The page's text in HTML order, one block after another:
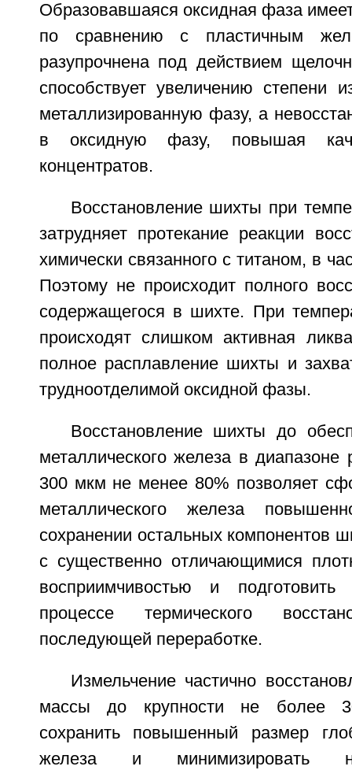
Образовавшаяся оксидная фаза
по сравнению с пластичным
разупрочнена под действием
способствует увеличению степени
металлизированную фазу, а
в оксидную фазу, повышая
концентратов.
Восстановление шихты при
затрудняет протекание реакции
химически связанного с титаном, в
Поэтому не происходит полного
содержащегося в шихте. При
происходят слишком активная
полное расплавление шихты и
трудноотделимой оксидной фазы.
Восстановление шихты до
металлического железа в диапазоне
300 мкм не менее 80% позволяет
металлического железа
сохранении остальных компонентов
с существенно отличающимися
восприимчивостью и
процессе термического
последующей переработке.
Измельчение частично
массы до крупности не более
сохранить повышенный размер
железа и минимизировать